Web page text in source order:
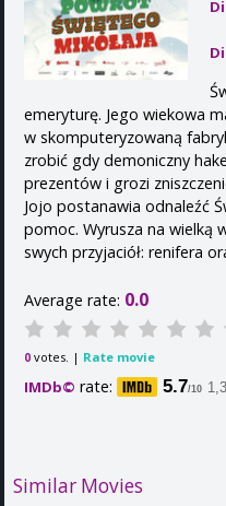
emeryturę. Jego wiekowa
w skomputeryzowaną
zrobić gdy demoniczny
prezentów i grozi
Jojo postanawia odnaleźć
pomoc. Wyrusza na wielką
swych przyjaciół: renifera
Average rate: 0.0
0 votes. | Rate movie
IMDb© rate: 5.7/10
Similar Movies